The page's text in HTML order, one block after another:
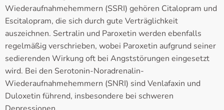
Wiederaufnahmehemmern (SSRI) gehören Citalopram und
Escitalopram, die sich durch gute Verträglichkeit
auszeichnen. Sertralin und Paroxetin werden ebenfalls
regelmäßig verschrieben, wobei Paroxetin aufgrund seiner
sedierenden Wirkung oft bei Angststörungen eingesetzt
wird. Bei den Serotonin-Noradrenalin-
Wiederaufnahmehemmern (SNRI) sind Venlafaxin und
Duloxetin führend, insbesondere bei schweren